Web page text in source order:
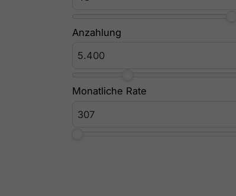
Anzahlung
Monatliche Rate